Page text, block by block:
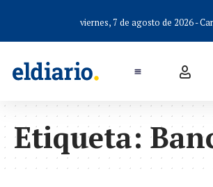
viernes, 7 de agosto de 2026 -
Etiqueta: